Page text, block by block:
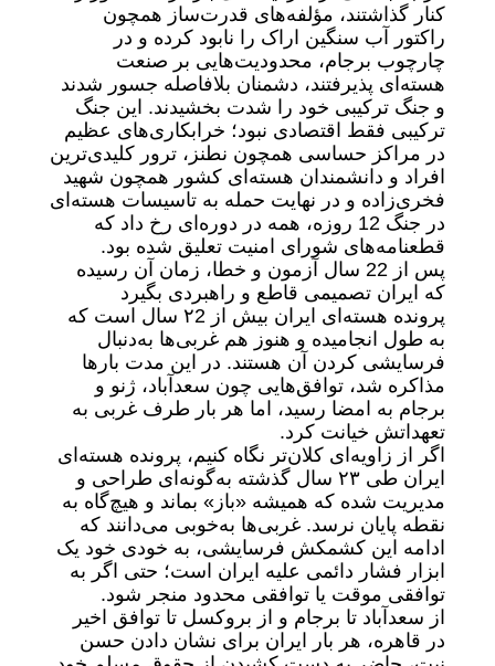
کنار گذاشتند، مؤلفه‌های قدرت‌ساز همچون
راکتور آب سنگین اراک را نابود کرده و در
چارچوب برجام، محدودیت‌هایی بر صنعت
هسته‌ای پذیرفتند، دشمنان بلافاصله جسور شدند
و جنگ ترکیبی خود را شدت بخشیدند. این جنگ
ترکیبی فقط اقتصادی نبود؛ خرابکاری‌های عظیم
در مراکز حساسی همچون نطنز، ترور کلیدی‌ترین
افراد و دانشمندان هسته‌ای کشور همچون شهید
فخری‌زاده و در نهایت حمله به تاسیسات هسته‌ای
در جنگ 12 روزه، همه در دوره‌ای رخ داد که
قطعنامه‌های شورای امنیت تعلیق شده بود.
پس از 22 سال آزمون و خطا، زمان آن رسیده
که ایران تصمیمی قاطع و راهبردی بگیرد
پرونده هسته‌ای ایران بیش از ۲2 سال است که
به طول انجامیده و هنوز هم غربی‌ها به‌دنبال
فرسایشی کردن آن هستند. در این مدت بارها
مذاکره شد، توافق‌هایی چون سعدآباد، ژنو و
برجام به امضا رسید، اما هر بار طرف غربی به
تعهداتش خیانت کرد.
اگر از زاویه‌ای کلان‌تر نگاه کنیم، پرونده هسته‌ای
ایران طی ۲۳ سال گذشته به‌گونه‌ای طراحی و
مدیریت شده که همیشه «باز» بماند و هیچ‌گاه به
نقطه پایان نرسد. غربی‌ها به‌خوبی می‌دانند که
ادامه این کشمکش فرسایشی، به خودی خود یک
ابزار فشار دائمی علیه ایران است؛ حتی اگر به
توافقی موقت یا توافقی محدود منجر شود.
از سعدآباد تا برجام و از بروکسل تا توافق اخیر
در قاهره، هر بار ایران برای نشان دادن حسن